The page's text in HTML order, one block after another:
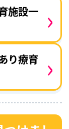
施設一
›
り療育
›